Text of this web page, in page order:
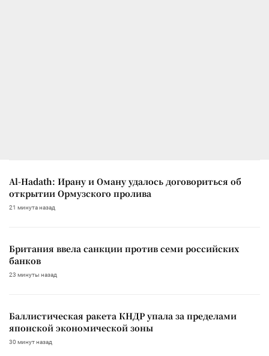
Al-Hadath: Ирану и Оману удалось договориться об
открытии Ормузского пролива
21 минута назад
Британия ввела санкции против семи российских
банков
23 минуты назад
Баллистическая ракета КНДР упала за пределами
японской экономической зоны
30 минут назад